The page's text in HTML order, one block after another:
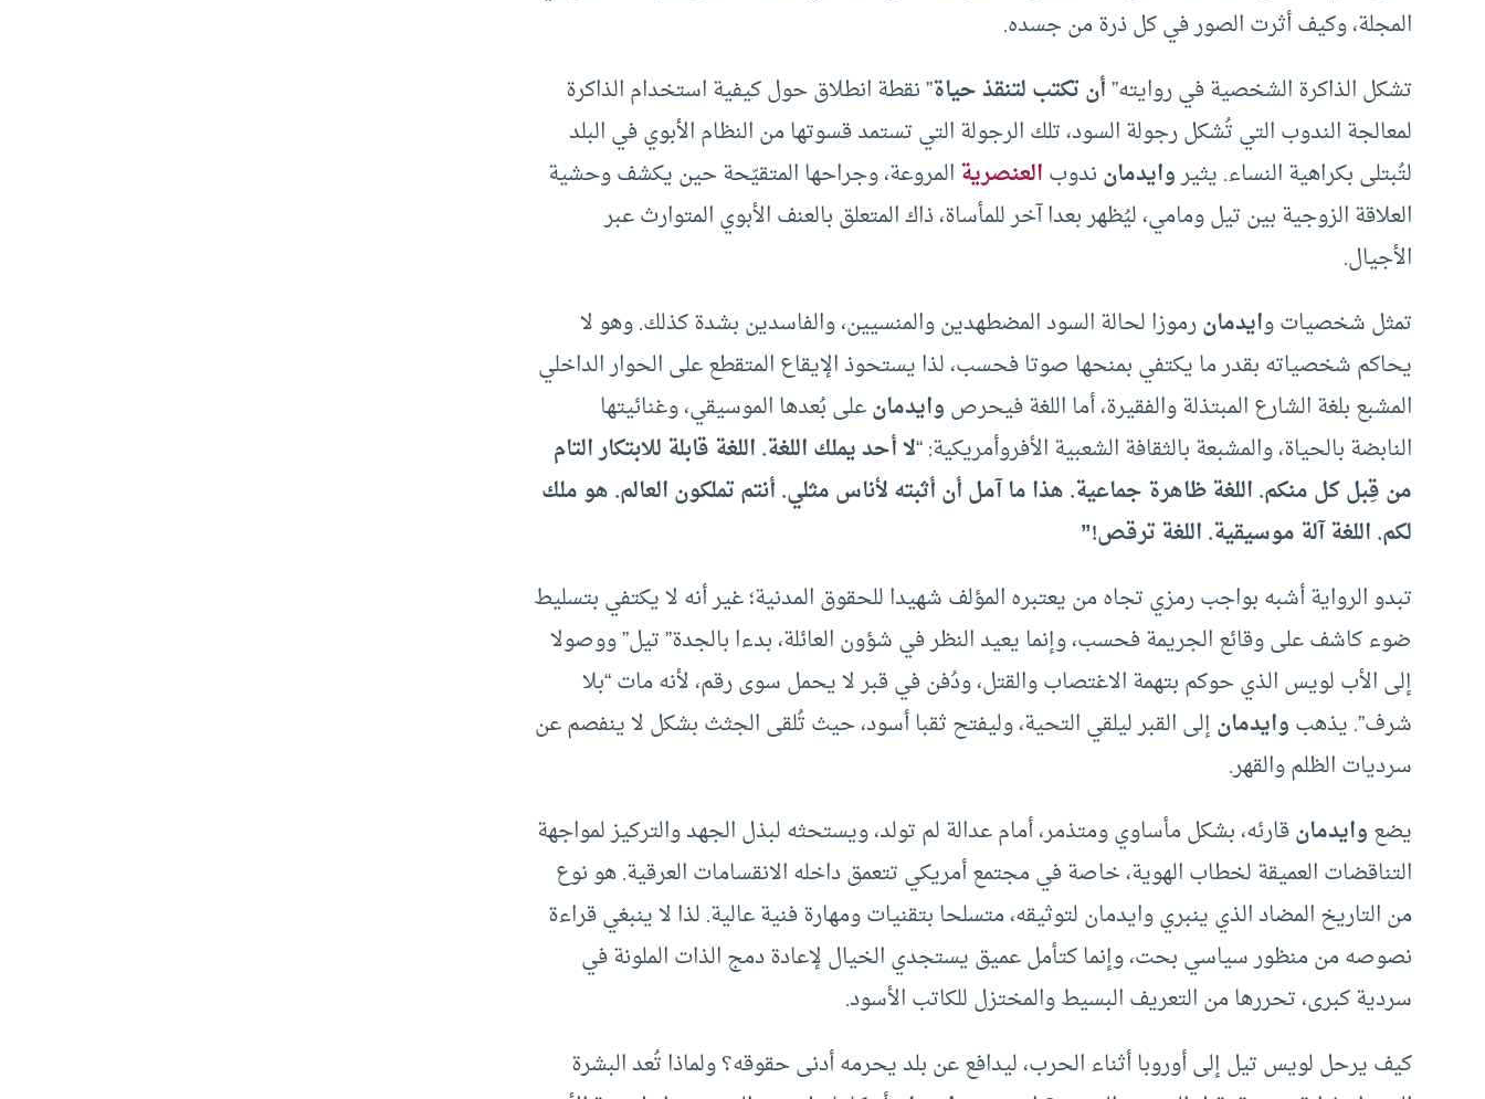
المجلة، وكيف أثرت الصور في كل ذرة من جسده.
تشكل الذاكرة الشخصية في روايته”أن تكتب لتنقذ حياة” نقطة انطلاق حول كيفية استخدام الذاكرة
لمعالجة الندوب التي تُشكل رجولة السود، تلك الرجولة التي تستمد قسوتها من النظام الأبوي في البلد
لتُبتلى بكراهية النساء. يثيروايدمانندوبالعنصريةالمروعة، وجراحها المتقيّحة حين يكشف وحشية
العلاقة الزوجية بين تيل ومامي، ليُظهر بعدا آخر للمأساة، ذاك المتعلق بالعنف الأبوي المتوارث عبر
الأجيال.
تمثل شخصيات وايدمانرموزا لحالة السود المضطهدين والمنسيين، والفاسدين بشدة كذلك. وهو لا
يحاكم شخصياته بقدر ما يكتفي بمنحها صوتا فحسب، لذا يستحوذ الإيقاع المتقطع على الحوار الداخلي
المشبع بلغة الشارع المبتذلة والفقيرة، أما اللغة فيحرصوايدمانعلى بُعدها الموسيقي، وغنائيتها
النابضة بالحياة، والمشبعة بالثقافة الشعبية الأفروأمريكية: “لا أحد يملك اللغة. اللغة قابلة للابتكار التام
من قِبل كل منكم. اللغة ظاهرة جماعية. هذا ما آمل أن أثبته لأناس مثلي. أنتم تملكون العالم. هو ملك
لكم. اللغة آلة موسيقية. اللغة ترقص!”
تبدو الرواية أشبه بواجب رمزي تجاه من يعتبره المؤلف شهيدا للحقوق المدنية؛ غير أنه لا يكتفي بتسليط
ضوء كاشف على وقائع الجريمة فحسب، وإنما يعيد النظر في شؤون العائلة، بدءا بالجدة” تيل” ووصولا
إلى الأب لويس الذي حوكم بتهمة الاغتصاب والقتل، ودُفن في قبر لا يحمل سوى رقم، لأنه مات “بلا
شرف”. يذهبوايدمانإلى القبر ليلقي التحية، وليفتح ثقبا أسود، حيث تُلقى الجثث بشكل لا ينفصم عن
سرديات الظلم والقهر.
يضعوايدمانقارئه، بشكل مأساوي ومتذمر، أمام عدالة لم تولد، ويستحثه لبذل الجهد والتركيز لمواجهة
التناقضات العميقة لخطاب الهوية، خاصة في مجتمع أمريكي تتعمق داخله الانقسامات العرقية. هو نوع
من التاريخ المضاد الذي ينبري وايدمان لتوثيقه، متسلحا بتقنيات ومهارة فنية عالية. لذا لا ينبغي قراءة
نصوصه من منظور سياسي بحت، وإنما كتأمل عميق يستجدي الخيال لإعادة دمج الذات الملونة في
سردية كبرى، تحررها من التعريف البسيط والمختزل للكاتب الأسود.
كيف يرحل لويس تيل إلى أوروبا أثناء الحرب، ليدافع عن بلد يحرمه أدنى حقوقه؟ ولماذا تُعد البشرة